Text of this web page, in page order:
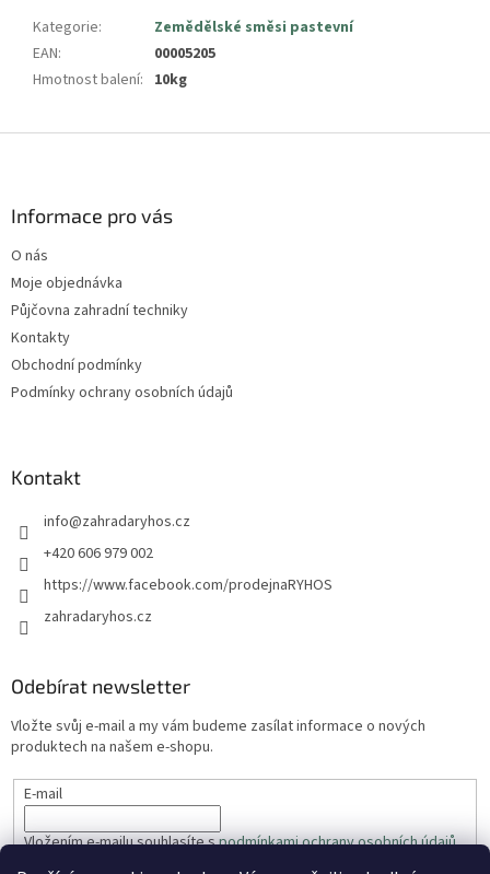
Kategorie:
Zemědělské směsi pastevní
EAN:
00005205
Hmotnost balení: 10kg
Informace pro vás
O nás
Moje objednávka
Půjčovna zahradní techniky
Kontakty
Obchodní podmínky
Podmínky ochrany osobních údajů
Kontakt
info@zahradaryhos.cz
+420 606 979 002
https://www.facebook.com/prodejnaRYHOS
zahradaryhos.cz
Odebírat newsletter
Vložte svůj e-mail a my vám budeme zasílat informace o nových
produktech na našem e-shopu.
E-mail
Vložením e-mailu souhlasíte spodmínkami ochrany osobních údajů